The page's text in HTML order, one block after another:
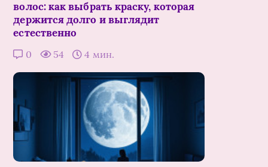
волос: как выбрать краску, которая
держится долго и выглядит
естественно
0 54 4 мин.